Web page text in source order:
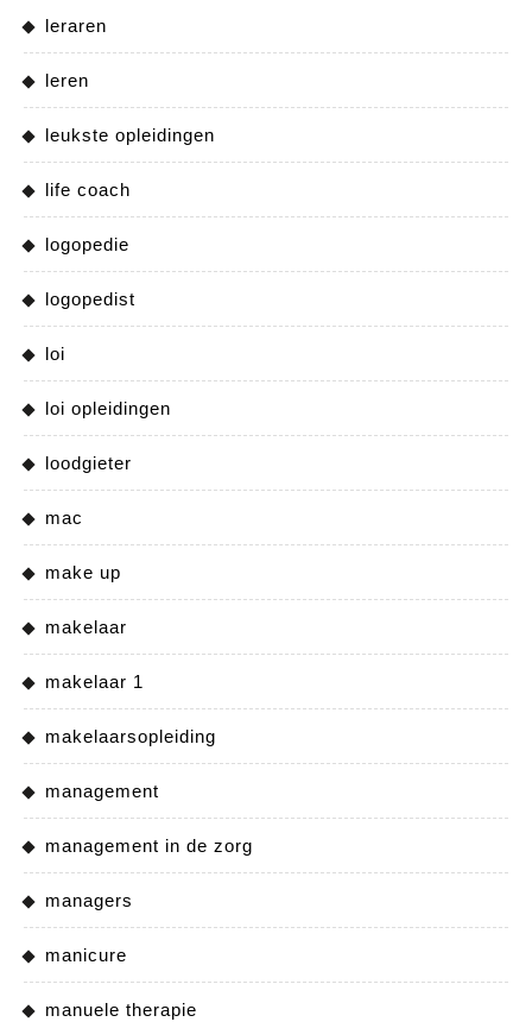
leraren
leren
leukste opleidingen
life coach
logopedie
logopedist
loi
loi opleidingen
loodgieter
mac
make up
makelaar
makelaar 1
makelaarsopleiding
management
management in de zorg
managers
manicure
manuele therapie